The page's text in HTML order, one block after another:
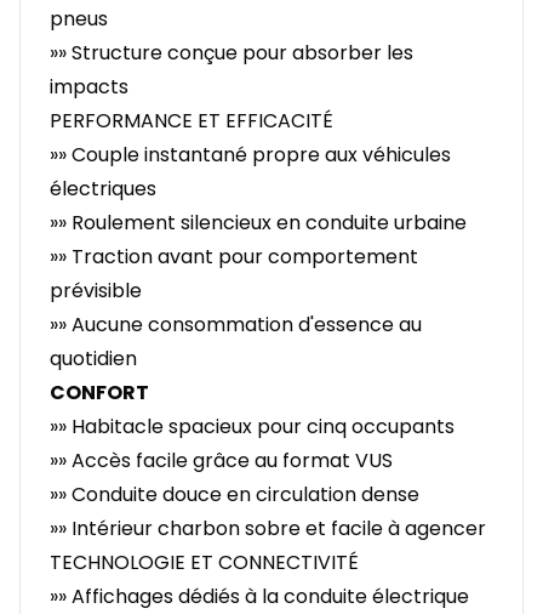
pneus
»» Structure conçue pour absorber les
impacts
PERFORMANCE ET EFFICACITÉ
»» Couple instantané propre aux véhicules
électriques
»» Roulement silencieux en conduite urbaine
»» Traction avant pour comportement
prévisible
»» Aucune consommation d'essence au
quotidien
CONFORT
»» Habitacle spacieux pour cinq occupants
»» Accès facile grâce au format VUS
»» Conduite douce en circulation dense
»» Intérieur charbon sobre et facile à agencer
TECHNOLOGIE ET CONNECTIVITÉ
»» Affichages dédiés à la conduite électrique